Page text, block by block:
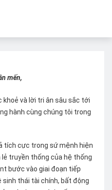
mến,
khoẻ và lời tri ân sâu sắc tới
hành cùng chúng tôi trong
tích cực trong sứ mệnh hiện
lẻ truyền thống của hệ thống
bước vào giai đoạn tiếp
sinh thái tài chính, bất động